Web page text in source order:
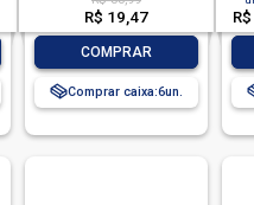
R$ 19,47
COMPRAR
Comprar caixa:6